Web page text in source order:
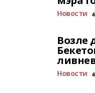
Новости
Возле
Новости